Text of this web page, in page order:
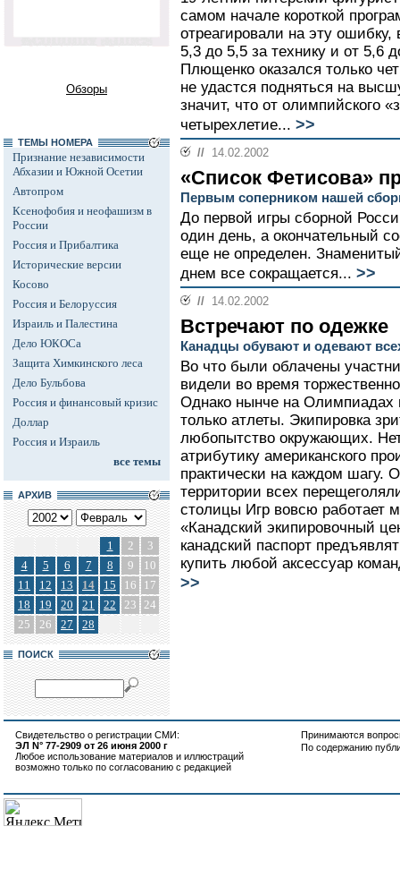
Обзоры
ТЕМЫ НОМЕРА
Признание независимости
Абхазии и Южной Осетии
Автопром
Ксенофобия и неофашизм в
России
Россия и Прибалтика
Исторические версии
Косово
Россия и Белоруссия
Израиль и Палестина
Дело ЮКОСа
Защита Химкинского леса
Дело Бульбова
Россия и финансовый кризис
Доллар
Россия и Израиль
все темы
АРХИВ
1 2
3
4
5 6 7 8 9
10
11
12 13 14 15 16
17
18
19 20 21 22 23 24
25
26 27 28
ПОИСК
самом начале короткой
отреагировали на эту
5,3 до 5,5 за технику и от 5,6
Плющенко оказался только
не удастся подняться на
значит, что от олимпийского
четырехлетие... >>
// 14.02.2002
«Список Фетисова»
Первым соперником нашей
До первой игры сборной
один день, а окончательный
еще не определен.
днем все сокращается... >>
// 14.02.2002
Встречают по одежке
Канадцы обувают и одевают
Во что были облачены
видели во время
Однако нынче на Олимпиадах
только атлеты. Экипировка
любопытство окружающих.
атрибутику американского
практически на каждом шагу.
территории всех
столицы Игр вовсю работает
«Канадский экипировочный
канадский паспорт
купить любой аксессуар
>>
Свидетельство о регистрации СМИ:
ЭЛ N° 77-2909 от 26 июня 2000 г
Любое использование материалов и иллюстраций
возможно только по согласованию с редакцией
Принимаются
По содержанию